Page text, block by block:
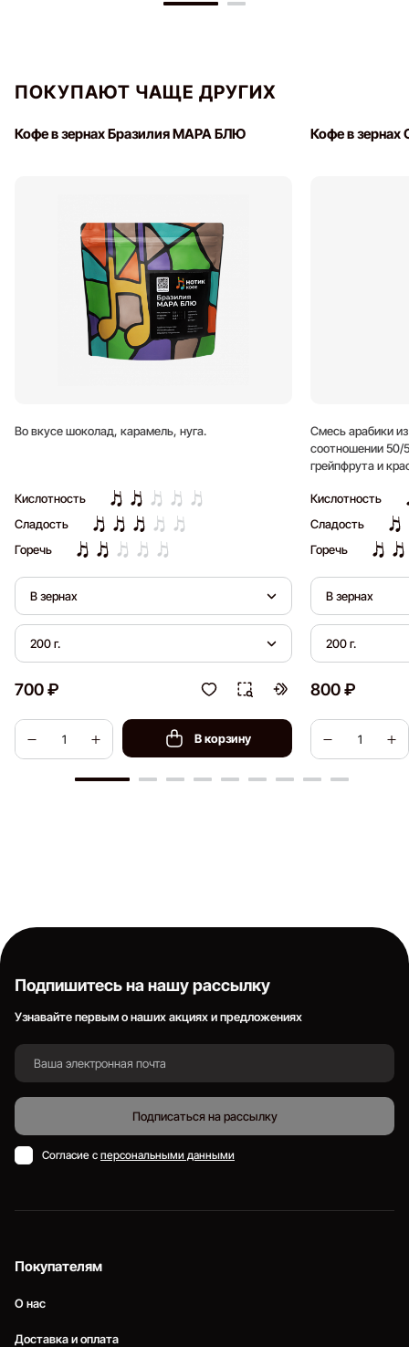
ПОКУПАЮТ ЧАЩЕ ДРУГИХ
Кофе в зернах Бразилия МАРА БЛЮ
Во вкусе шоколад, карамель, нуга.
Кислотность
Сладость
Горечь
В зернах
200 г.
700 ₽
В корзину
Кофе в зернах
Смесь арабики
соотношении
грейпфрута и
Кислотность
Сладость
Горечь
В зернах
200 г.
800 ₽
Подпишитесь на нашу рассылку
Узнавайте первым о наших акциях и предложениях
Подписаться на рассылку
Согласие с персональными данными
Покупателям
О нас
Доставка и оплата